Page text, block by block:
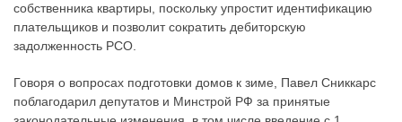
собственника квартиры, поскольку упростит идентификацию
плательщиков и позволит сократить дебиторскую
задолженность РСО.
Говоря о вопросах подготовки домов к зиме, Павел Сниккарс
поблагодарил депутатов и Минстрой РФ за принятые